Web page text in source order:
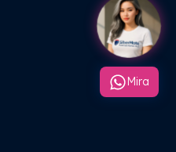
Mira